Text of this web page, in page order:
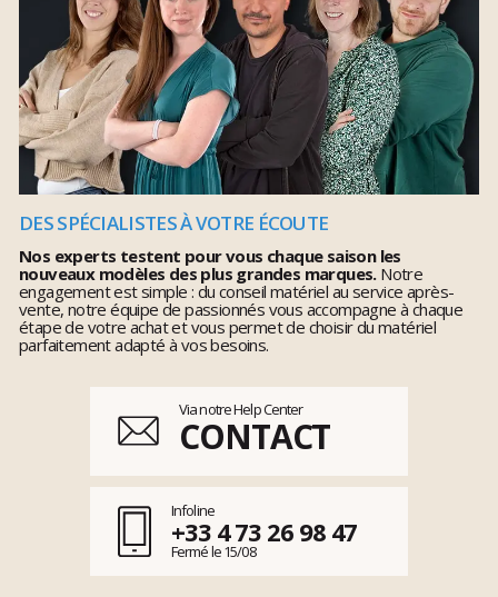
DES SPÉCIALISTES À VOTRE ÉCOUTE
Nos experts testent pour vous chaque saison les
nouveaux modèles des plus grandes marques.Notre
engagement est simple : du conseil matériel au service après-
vente, notre équipe de passionnés vous accompagne à chaque
étape de votre achat et vous permet de choisir du matériel
parfaitement adapté à vos besoins.
Via notre Help Center
CONTACT
Infoline
+33 4 73 26 98 47
Fermé le 15/08